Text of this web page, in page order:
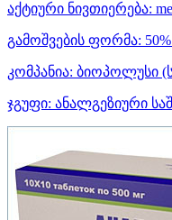
აქტიური ნივთიერება:
გამოშვების ფორმა:
კომპანია: ბიოპოლუსი
ჯგუფი: ანალგეზიური